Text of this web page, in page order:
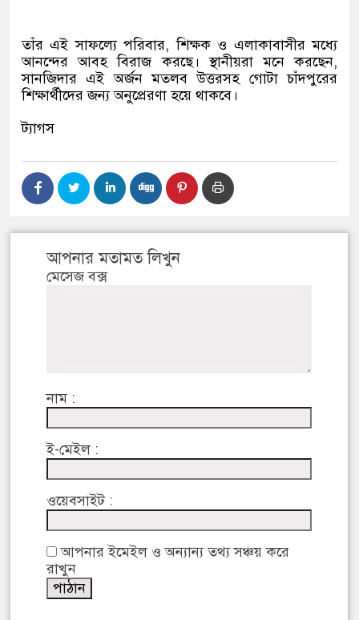
তাঁর এই সাফল্যে পরিবার, শিক্ষক ও এলাকাবাসীর মধ্যে
আনন্দের আবহ বিরাজ করছে। স্থানীয়রা মনে করছেন,
সানজিদার এই অর্জন মতলব উত্তরসহ গোটা চাঁদপুরের
শিক্ষার্থীদের জন্য অনুপ্রেরণা হয়ে থাকবে।
ট্যাগস
আপনার মতামত লিখুন
মেসেজ বক্স
নাম :
ই-মেইল :
ওয়েবসাইট :
আপনার ইমেইল ও অন্যান্য তথ্য সঞ্চয় করে
রাখুন